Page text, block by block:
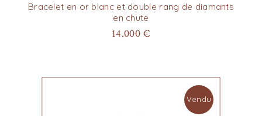
Bracelet en or blanc et double rang de diamants
en chute
14.000 €
Vendu